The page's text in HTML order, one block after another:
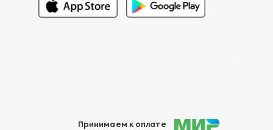
Принимаем к оплате